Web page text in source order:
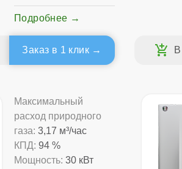
Подробнее
Заказ в 1 клик
Максимальный
расход природного
газа: 3,17 м³/час
КПД: 94 %
Мощность: 30 кВт